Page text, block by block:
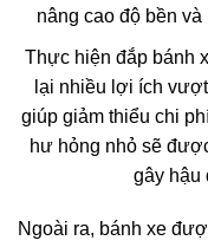
Thực hiện đắp bánh
lại nhiều lợi ích
giúp giảm thiểu chi
hư hỏng nhỏ sẽ
gây hậu
Ngoài ra, bánh xe